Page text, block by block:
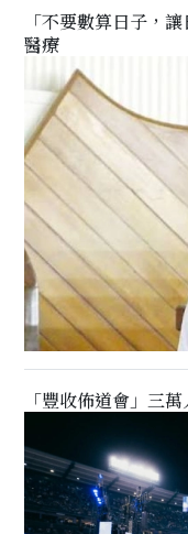
「不要數算日子，
醫療
「豐收佈道會」三